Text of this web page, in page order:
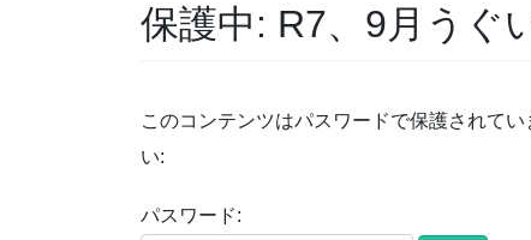
保護中: R7、9月うぐ
このコンテンツはパスワードで保護されて
い:
パスワード: